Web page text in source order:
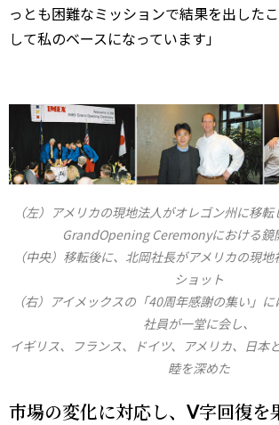
っとも困難なミッションで結果を出した
して私のベースになっています」
（左）アメリカの現地法人がオレゴン州に移転
GrandOpening Ceremonyにおける鏡
（中央）移転後に、北岡社長がアメリカの現
ショット
（右）アイメックスの「40周年感謝の集い」
社員が一堂に会し、
イギリス、フランス、ドイツ、アメリカ、日本
睦を深めた
市場の変化に対応し、Ⅴ字回復を